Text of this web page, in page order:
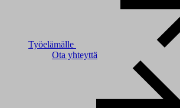
Työelämälle
Ota yhteyttä